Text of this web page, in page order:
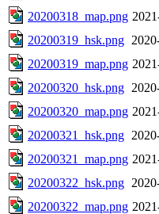
20200318_map.png
20200319_hsk.png
20200319_map.png
20200320_hsk.png
20200320_map.png
20200321_hsk.png
20200321_map.png
20200322_hsk.png
20200322_map.png